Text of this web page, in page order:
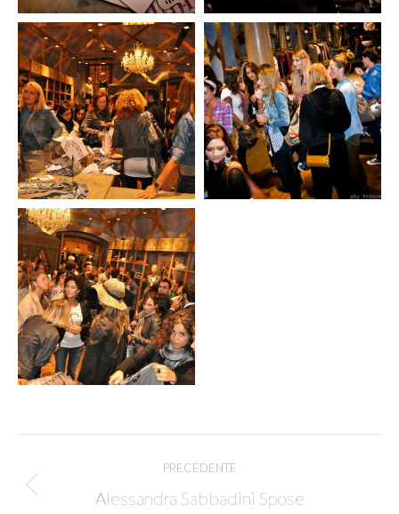
navigation
PRECEDENTE
Previous
Alessandra Sabbadini Spose